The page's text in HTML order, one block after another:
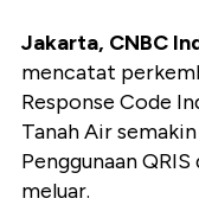
Jakarta, CNBC
mencatat
Response Code
Tanah Air
Penggunaan
meluar.